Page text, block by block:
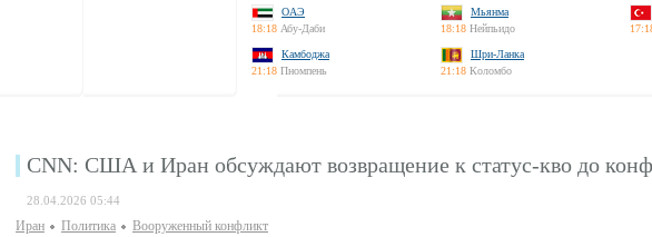
ОАЭ
18:18 Абу-Даби
Мьянма
18:18 Нейпьидо
Камбоджа
21:18 Пномпень
Шри-Ланка
21:18 Коломбо
CNN: США и Иран обсуждают возвращение к статус-кво до
28.04.2026 05:44
Иран Политика Вооруженный конфликт